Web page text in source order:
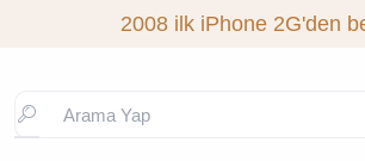
2008 ilk iPhone 2G'den